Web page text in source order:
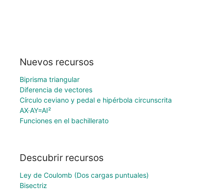
Nuevos recursos
Biprisma triangular
Diferencia de vectores
Círculo ceviano y pedal e hipérbola circunscrita
AX·AY=AI²
Funciones en el bachillerato
Descubrir recursos
Ley de Coulomb (Dos cargas puntuales)
Bisectriz